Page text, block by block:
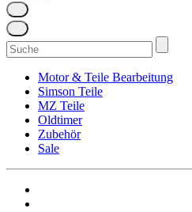
Suchen
nach:
Motor & Teile Bearbeitung
Simson Teile
MZ Teile
Oldtimer
Zubehör
Sale